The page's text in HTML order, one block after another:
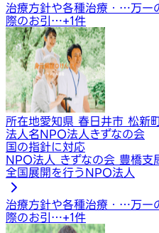
治療方針や各種治療・…万一
際のお引…+1件
所在地愛知県 春日井市 松新
法人名NPO法人きずなの会
国の指針に対応
NPO法人 きずなの会 豊橋支
全国展開を行うNPO法人
治療方針や各種治療・…万一
際のお引…+1件